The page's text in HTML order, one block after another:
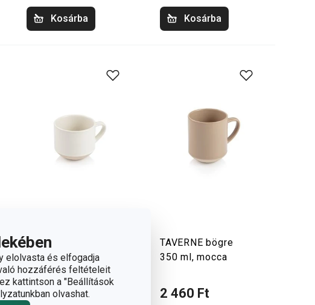
elolvasta és elfogadja
hozzáférés feltételeit
kattintson a "Beállítások
olvashat.
Kosárba Kosárba
TAVERNE
cappuccino csésze,
cream
2 130 Ft
TAVERNE bögre
350 ml, mocca
2 460 Ft